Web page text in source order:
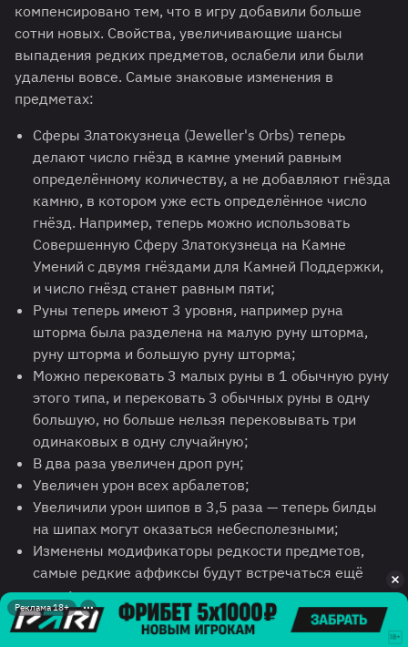
компенсировано тем, что в игру добавили больше
сотни новых. Свойства, увеличивающие шансы
выпадения редких предметов, ослабели или были
удалены вовсе. Самые знаковые изменения в
предметах:
Сферы Златокузнеца (Jeweller's Orbs) теперь
делают число гнёзд в камне умений равным
определённому количеству, а не добавляют гнёзда
камню, в котором уже есть определённое число
гнёзд. Например, теперь можно использовать
Совершенную Сферу Златокузнеца на Камне
Умений с двумя гнёздами для Камней Поддержки,
и число гнёзд станет равным пяти;
Руны теперь имеют 3 уровня, например руна
шторма была разделена на малую руну шторма,
руну шторма и большую руну шторма;
Можно перековать 3 малых руны в 1 обычную руну
этого типа, и перековать 3 обычных руны в одну
большую, но больше нельзя перековывать три
одинаковых в одну случайную;
В два раза увеличен дроп рун;
Увеличен урон всех арбалетов;
Увеличили урон шипов в 3,5 раза — теперь билды
на шипах могут оказаться небесполезными;
Изменены модификаторы редкости предметов,
самые редкие аффиксы будут встречаться ещё
реже;
Кольца Разлома теперь будут выпадать сильно
реже;
Реклама 18+